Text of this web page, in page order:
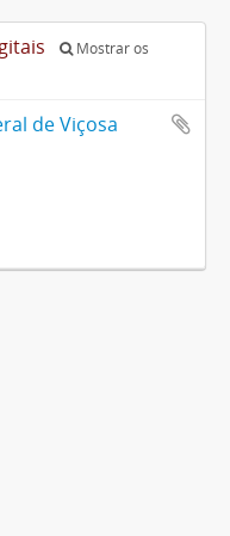
Mostrar os
de Viçosa